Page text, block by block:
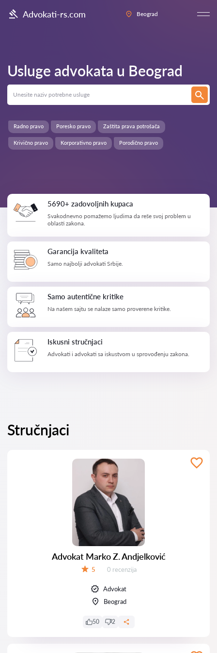
Advokati-rs.com Beograd
Usluge advokata u Beograd
Porodično pravo
Radno pravo Poresko pravo Zaštita prava potrošača
Krivično pravo Korporativno pravo
5690+ zadovoljnih kupaca
Svakodnevno pomažemo ljudima da reše svoj problem u
oblasti zakona.
Garancija kvaliteta
Samo najbolji advokati Srbije.
Samo autentične kritike
Na našem sajtu se nalaze samo proverene kritike.
Iskusni stručnjaci
Advokati i advokati sa iskustvom u sprovođenju zakona.
Stručnjaci
Advokat Marko Z. Andjelković
5 Recenzija:
0 recenzija
Advokat
Beograd
50 2